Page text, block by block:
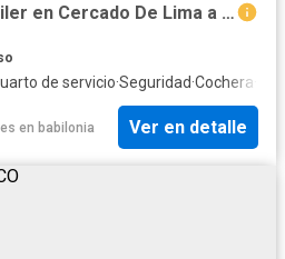
Departamento en alquiler en Cercado De Lima a S/2,200 al mes
de servicio·Seguridad·Cochera
en babilonia Ver en detalle